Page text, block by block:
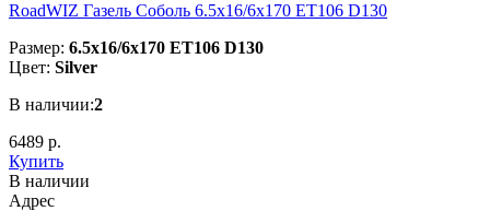
RoadWIZ Газель Соболь 6.5x16/6x170 ET106 D130
Размер: 6.5x16/6x170 ET106 D130
Цвет: Silver
В наличии:2
6489 р.
Купить
В наличии
Aдрес